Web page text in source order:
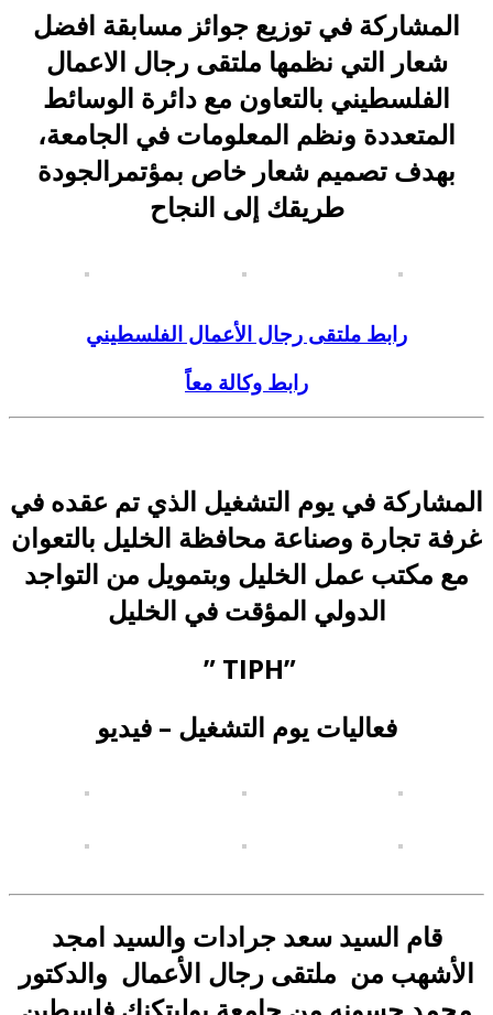
المشاركة في توزيع جوائز مسابقة افضل
شعار التي نظمها ملتقى رجال الاعمال
الفلسطيني بالتعاون مع دائرة الوسائط
المتعددة ونظم المعلومات في الجامعة،
بهدف تصميم شعار خاص بمؤتمرالجودة
طريقك إلى النجاح
رابط ملتقى رجال الأعمال الفلسطيني
رابط وكالة معاً
المشاركة في يوم التشغيل الذي تم عقده في
غرفة تجارة وصناعة محافظة الخليل بالتعوان
مع مكتب عمل الخليل وبتمويل من التواجد
الدولي المؤقت في الخليل
” TIPH”
فعاليات يوم التشغيل – فيديو
قام السيد سعد جرادات والسيد امجد
الأشهب من ملتقى رجال الأعمال والدكتور